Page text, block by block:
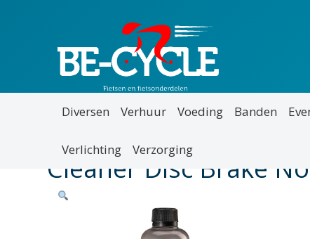
Diversen Verhuur Voeding Banden
Verlichting Verzorging
Cleaner Disc Brake